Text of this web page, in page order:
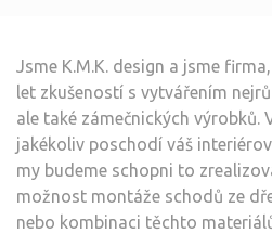
Jsme K.M.K. design a jsme
let zkušeností s vytvářením
ale také zámečnických výrobků.
jakékoliv poschodí váš
my budeme schopni to
možnost montáže schodů ze
nebo kombinaci těchto